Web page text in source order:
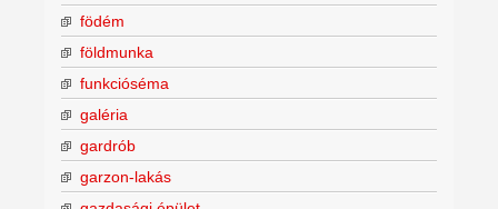
födém
földmunka
funkcióséma
galéria
gardrób
garzon-lakás